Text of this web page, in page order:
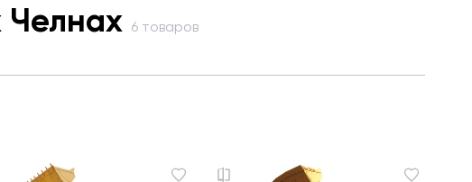
Челнах 6 товаров